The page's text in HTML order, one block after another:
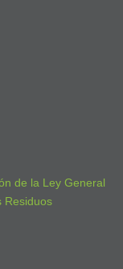
de la Ley General
Residuos